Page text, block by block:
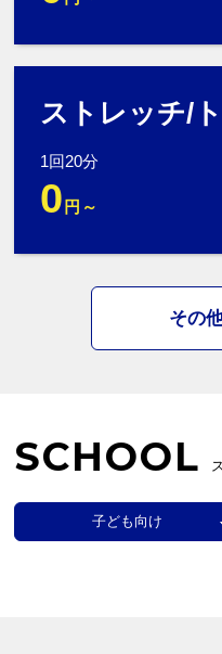
ストレッチ/
1回20分
0 円～
その
SCHOOL
子ども向け